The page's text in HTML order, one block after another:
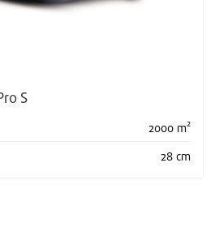
S
2000 m²
28 cm